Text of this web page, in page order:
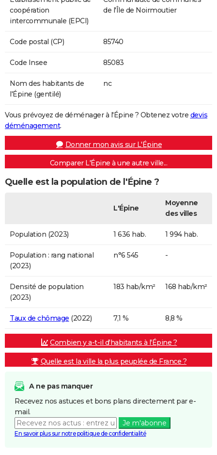
coopération
intercommunale (EPCI)
de l'Île de Noirmoutier
Code postal (CP) 85740
Code Insee 85083
Nom des habitants de
l'Épine (gentilé)
nc
Vous prévoyez de déménager à l'Épine ? Obtenez votre devis
déménagement.
Donner mon avis sur L'Épine
Comparer L'Épine à une autre ville...
Quelle est la population de l'Épine ?
L'Épine
Moyenne
des villes
Population (2023) 1 636 hab. 1 994 hab.
Population : rang national
(2023)
n°6 545 -
Densité de population
(2023)
183 hab/km² 168 hab/km²
Taux de chômage (2022) 7,1 % 8,8 %
Combien y a-t-il d'habitants à l'Épine ?
Quelle est la ville la plus peuplée de France ?
A ne pas manquer
Recevez nos astuces et bons plans directement par e-
mail.
Je m'abonne
En savoir plus sur notre politique de confidentialité